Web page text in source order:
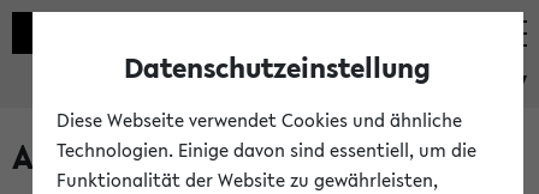
eKVV
Archivierte Studiengänge
Datenschutzeinstellung
Diese Webseite verwendet Cookies und ähnliche
Technologien. Einige davon sind essentiell, um die
Funktionalität der Website zu gewährleisten,